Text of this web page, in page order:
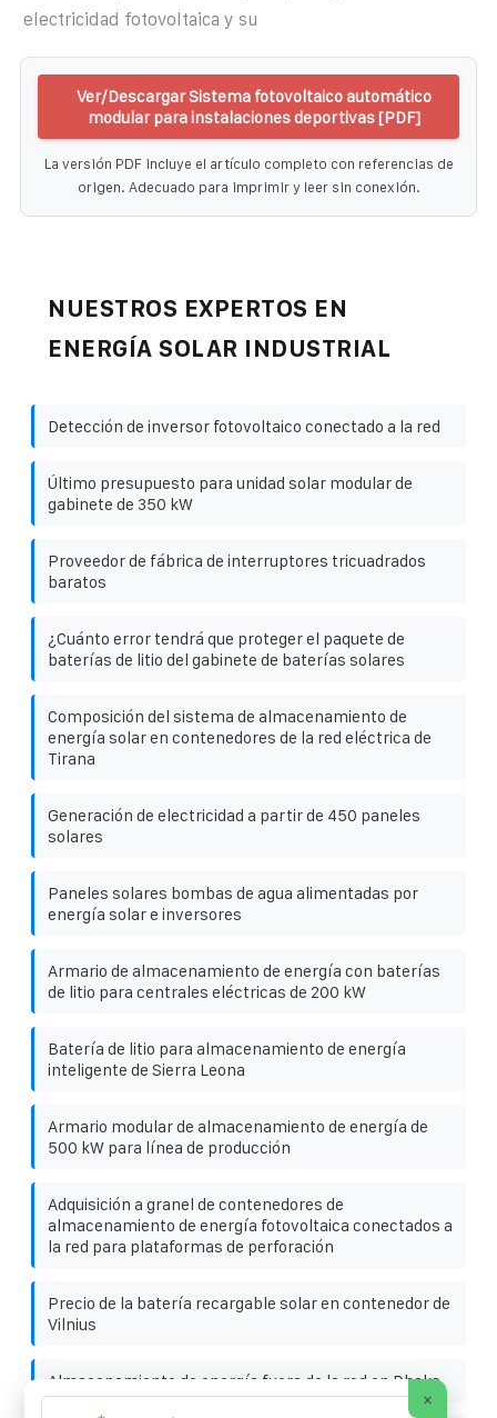
electricidad fotovoltaica y su
Ver/Descargar Sistema fotovoltaico automático
modular para instalaciones deportivas [PDF]
La versión PDF incluye el artículo completo con referencias de
origen. Adecuado para imprimir y leer sin conexión.
NUESTROS EXPERTOS EN
ENERGÍA SOLAR INDUSTRIAL
Detección de inversor fotovoltaico conectado a la red
Último presupuesto para unidad solar modular de
gabinete de 350 kW
Proveedor de fábrica de interruptores tricuadrados
baratos
¿Cuánto error tendrá que proteger el paquete de
baterías de litio del gabinete de baterías solares
Composición del sistema de almacenamiento de
energía solar en contenedores de la red eléctrica de
Tirana
Generación de electricidad a partir de 450 paneles
solares
Paneles solares bombas de agua alimentadas por
energía solar e inversores
Armario de almacenamiento de energía con baterías
de litio para centrales eléctricas de 200 kW
Batería de litio para almacenamiento de energía
inteligente de Sierra Leona
Armario modular de almacenamiento de energía de
500 kW para línea de producción
Adquisición a granel de contenedores de
almacenamiento de energía fotovoltaica conectados a
la red para plataformas de perforación
Precio de la batería recargable solar en contenedor de
Vilnius
Almacenamiento de energía fuera de la red en Dhaka
×